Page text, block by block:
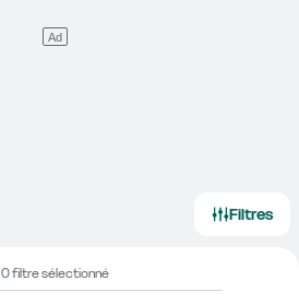
Filtres
0 filtre sélectionné